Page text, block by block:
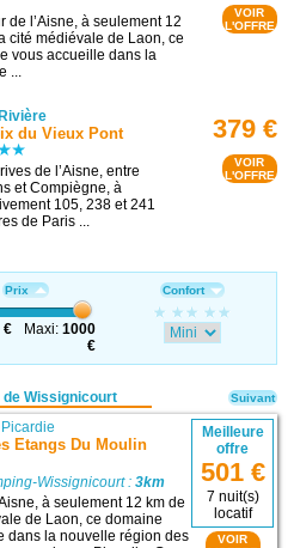
de l’Aisne, à seulement 12
cité médiévale de Laon, ce
vous accueille dans la
...
VOIR
L'OFFRE
du Vieux Pont
de l’Aisne, entre
et Compiègne, à
105, 238 et 241
de Paris ...
379 €
VOIR
L'OFFRE
Prix
€ Maxi:1000
€
Confort
Wissignicourt
Picardie
Etangs Du Moulin
Wissignicourt :3km
à seulement 12 km de
de Laon, ce domaine
dans la nouvelle région des
Meilleure
offre
501 €
7 nuit(s)
locatif
VOIR
Suivant